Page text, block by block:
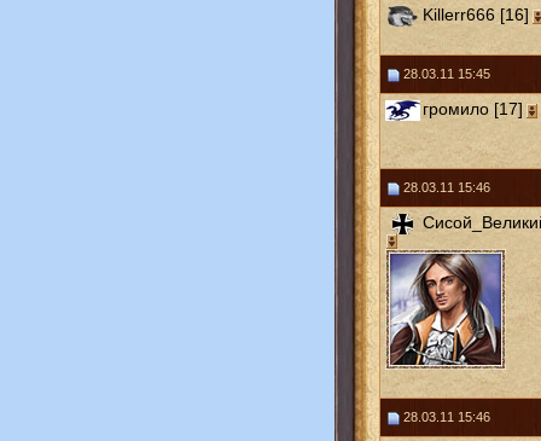
Killerr666 [16]
28.03.11 15:45
громило [17]
28.03.11 15:46
28.03.11 15:46